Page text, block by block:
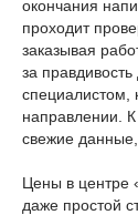
окончания
проходит
заказывая
за
специалистом,
направлении.
свежие данные,
Цены в центре
даже простой